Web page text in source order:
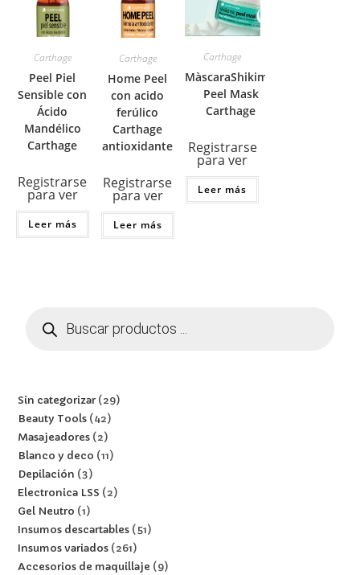
Carthage
Peel Piel
Sensible con
Ácido
Mandélico
Carthage
Registrarse
para ver
Leer más
Carthage
Home Peel
con acido
ferúlico
Carthage
antioxidante
Registrarse
para ver
Leer más
Carthage
MàscaraShikimic
Peel Mask
Carthage
Registrarse
para ver
Leer más
Sin categorizar 29
Beauty Tools 42
Masajeadores 2
Blanco y deco
11
Depilación
3
Electronica LSS
2
Gel Neutro
1
Insumos descartables 51
Insumos variados 261
Accesorios de maquillaje
9